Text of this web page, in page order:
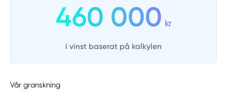
460 000 kr
i vinst baserat på kalkylen
Vår granskning